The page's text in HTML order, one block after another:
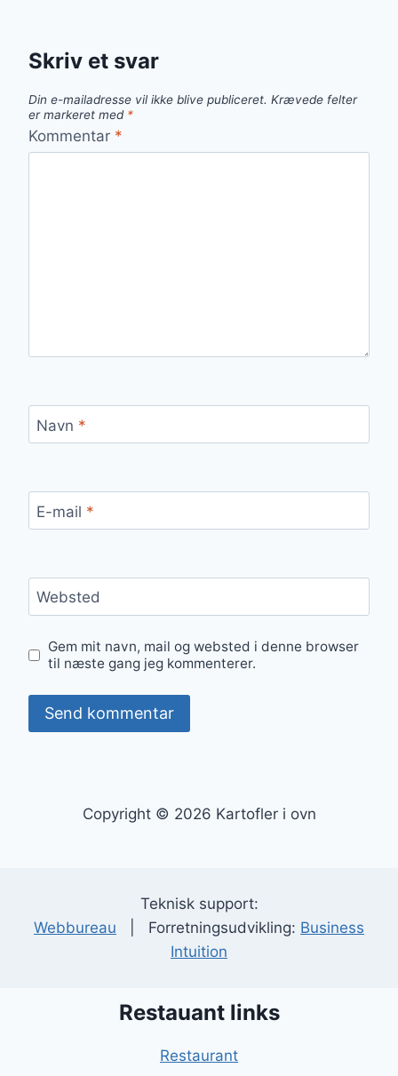
Skriv et svar
Din e-mailadresse vil ikke blive publiceret. Krævede felter
er markeret med *
Kommentar *
Navn *
E-mail *
Websted
Gem mit navn, mail og websted i denne browser
til næste gang jeg kommenterer.
Copyright © 2026 Kartofler i ovn
Teknisk support:
Webbureau | Forretningsudvikling: Business
Intuition
Restauant links
Restaurant